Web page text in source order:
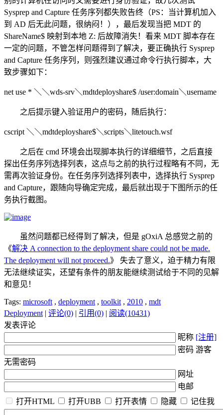
Sysprep and Capture 任务序列都失败告终（PS：当计算机加入
到 AD 后无此问题，很纳闷！），最后发现当把 MDT 的
ShareName$ 映射到本地 Z: 后故障消失！看来 MDT 脚本存在
一定的问题，不管怎样问题得到了解决，要正确执行 Sysprep
and Capture 任务序列，则强烈建议通过命令行执行脚本，大
致步骤如下：
net use * ＼＼wds-srv＼mdtdeployshare$ /user:domain＼username
之后提示键入验证用户的密码，随后执行：
cscript ＼＼mdtdeployshare$＼scripts＼litetouch.wsf
之后在 cmd 环境会出现脚本执行的详细细节，之后直接
探出任务序列选择列表，这点与之前的执行过程略有不同，无
需再次验证身份。在任务序列选择列表中，选择执行 Sysprep
and Capture，跟随向导确定完成，最后就出现于下图所示的任
务执行截图。
虽然问题都已经得到了解决，但是 gOxiA 总感觉之前的
《解决 A connection to the deployment share could not be made.
The deployment will not proceed.》 失去了意义，迫于精力有限
无法继续证实，还望有条件的朋友能继续测试给于不同的见解
和意见！
Tags: microsoft, deployment, toolkit, 2010 , mdt
Deployment| 评论(0) | 引用(0) | 阅读(10431)
发表评论
昵称 [注册]
密码 游客
无需密码
网址
电邮
打开HTML
打开UBB 打开表情 隐藏 记住我